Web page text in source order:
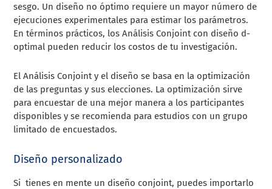
sesgo. Un diseño no óptimo requiere un mayor número de
ejecuciones experimentales para estimar los parámetros.
En términos prácticos, los Análisis Conjoint con diseño d-
optimal pueden reducir los costos de tu investigación.
El Análisis Conjoint y el diseño se basa en la optimización
de las preguntas y sus elecciones. La optimización sirve
para encuestar de una mejor manera a los participantes
disponibles y se recomienda para estudios con un grupo
limitado de encuestados.
Diseño personalizado
Si tienes en mente un diseño conjoint, puedes importarlo